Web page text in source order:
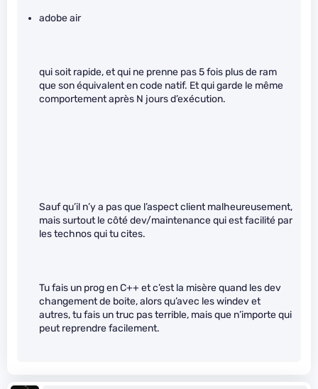
adobe air
qui soit rapide, et qui ne prenne pas 5 fois plus de ram
que son équivalent en code natif. Et qui garde le même
comportement après N jours d’exécution.
Sauf qu’il n’y a pas que l’aspect client malheureusement,
mais surtout le côté dev/maintenance qui est facilité par
les technos qui tu cites.
Tu fais un prog en C++ et c’est la misère quand les dev
changement de boite, alors qu’avec les windev et
autres, tu fais un truc pas terrible, mais que n’importe qui
peut reprendre facilement.